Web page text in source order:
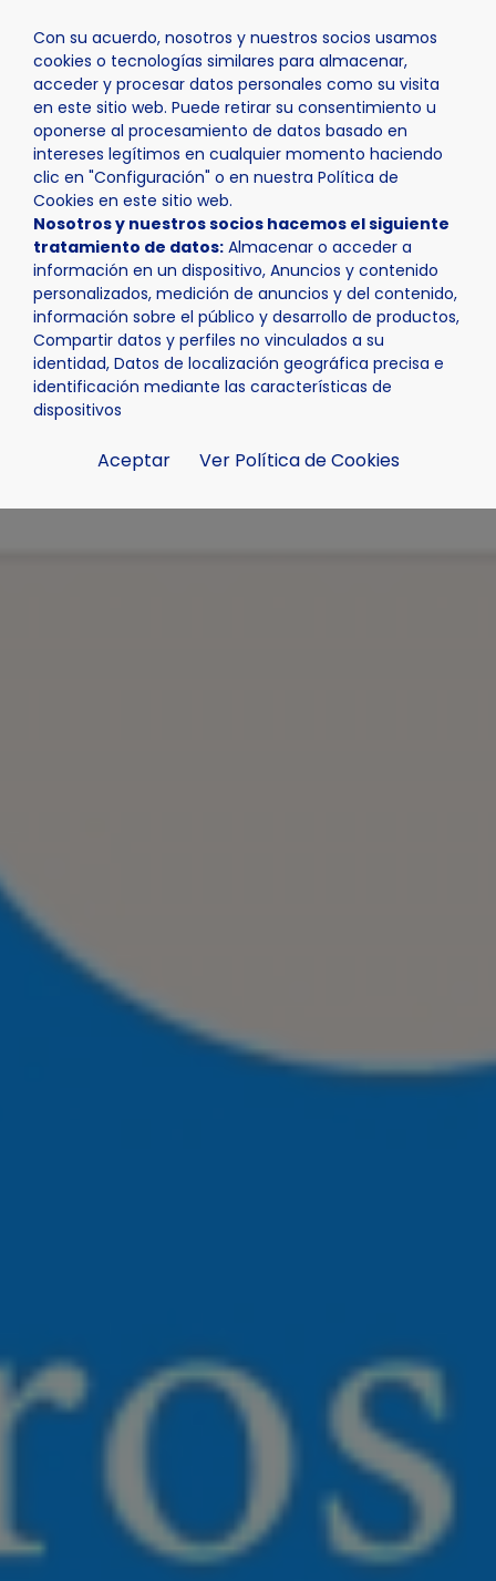
Con su acuerdo, nosotros y nuestros socios usamos
cookies o tecnologías similares para almacenar,
acceder y procesar datos personales como su visita
en este sitio web. Puede retirar su consentimiento u
oponerse al procesamiento de datos basado en
intereses legítimos en cualquier momento haciendo
clic en "Configuración" o en nuestra Política de
Cookies en este sitio web.
Nosotros y nuestros socios hacemos el siguiente
tratamiento de datos: Almacenar o acceder a
información en un dispositivo, Anuncios y contenido
personalizados, medición de anuncios y del contenido,
información sobre el público y desarrollo de productos,
Compartir datos y perfiles no vinculados a su
identidad, Datos de localización geográfica precisa e
identificación mediante las características de
dispositivos
Aceptar Ver Política de Cookies
Inicio Actualidad Noticias Noticia - La Nucía